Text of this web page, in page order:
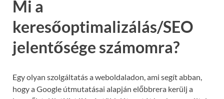
Mi a
keresőoptimalizálás/SEO
jelentősége számomra?
Egy olyan szolgáltatás a weboldaladon, ami segít abban,
hogy a Google útmutatásai alapján előbbrera kerülj a